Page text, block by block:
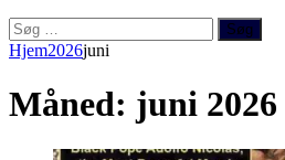
Søg
efter:
Hjem2026juni
Måned: juni 2026